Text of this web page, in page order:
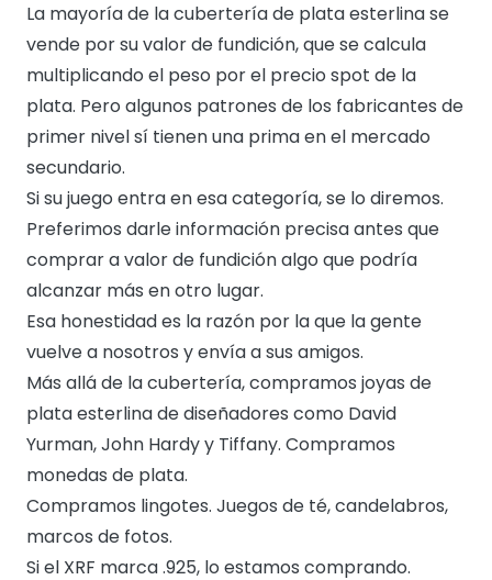
La mayoría de la cubertería de plata esterlina se
vende por su valor de fundición, que se calcula
multiplicando el peso por el precio spot de la
plata. Pero algunos patrones de los fabricantes de
primer nivel sí tienen una prima en el mercado
secundario.
Si su juego entra en esa categoría, se lo diremos.
Preferimos darle información precisa antes que
comprar a valor de fundición algo que podría
alcanzar más en otro lugar.
Esa honestidad es la razón por la que la gente
vuelve a nosotros y envía a sus amigos.
Más allá de la cubertería, compramos joyas de
plata esterlina de diseñadores como David
Yurman, John Hardy y Tiffany. Compramos
monedas de plata.
Compramos lingotes. Juegos de té, candelabros,
marcos de fotos.
Si el XRF marca .925, lo estamos comprando.